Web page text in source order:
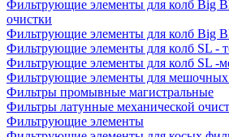
Фильтрующие элементы для колб Big
очистки
Фильтрующие элементы для колб Big
Фильтрующие элементы для колб SL -
Фильтрующие элементы для колб SL -
Фильтрующие элементы для мешочных
Фильтры промывные магистральные
Фильтры латунные механической
Фильтрующие элементы